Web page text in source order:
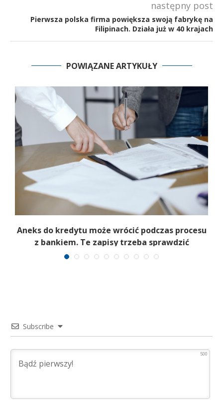
następny post
Pierwsza polska firma powiększa swoją fabrykę na
Filipinach. Działa już w 40 krajach
POWIĄZANE ARTYKUŁY
Aneks do kredytu może wrócić podczas procesu
z bankiem. Te zapisy trzeba sprawdzić
Subscribe
500